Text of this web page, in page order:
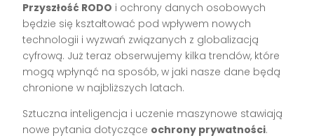
Przyszłość RODO i ochrony danych osobowych
będzie się kształtować pod wpływem nowych
technologii i wyzwań związanych z globalizacją
cyfrową. Już teraz obserwujemy kilka trendów, które
mogą wpłynąć na sposób, w jaki nasze dane będą
chronione w najbliższych latach.
Sztuczna inteligencja i uczenie maszynowe stawiają
nowe pytania dotyczące ochrony prywatności.